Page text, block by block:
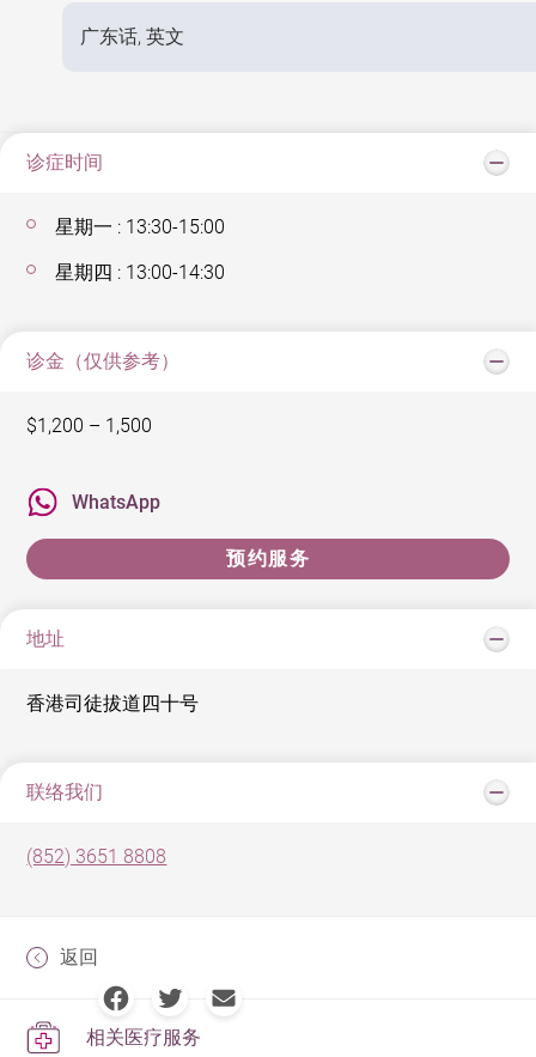
广东话, 英文
诊症时间
星期一 : 13:30-15:00
星期四 : 13:00-14:30
诊金（仅供参考）
$1,200 – 1,500
WhatsApp
预约服务
地址
香港司徒拔道四十号
联络我们
(852) 3651 8808
返回
相关医疗服务